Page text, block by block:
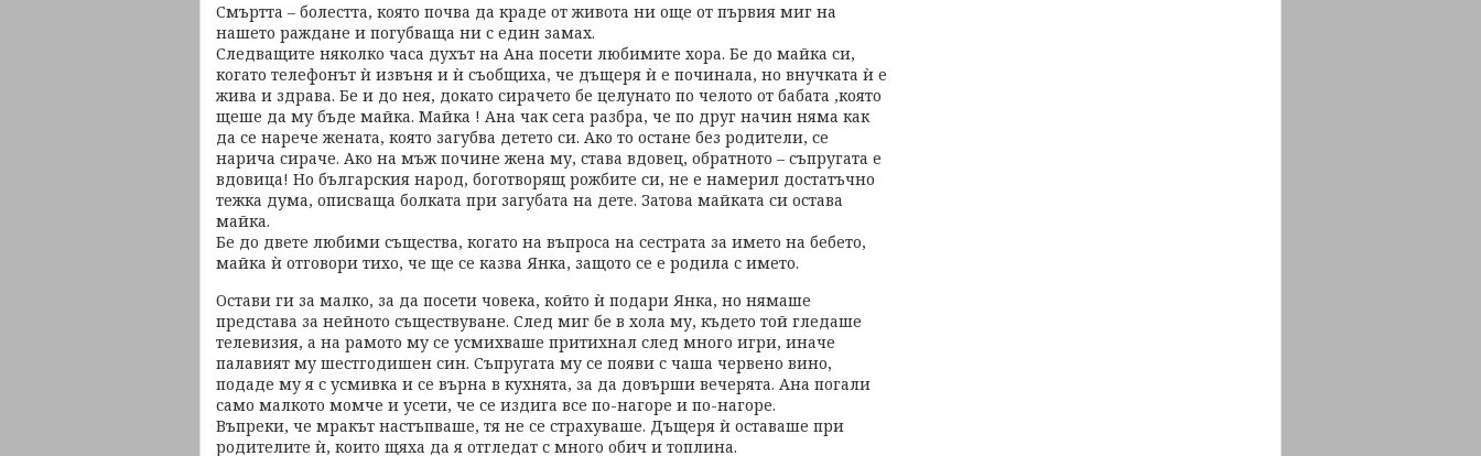
Смъртта – болестта, която почва да краде от живота ни още от първия миг на
нашето раждане и погубваща ни с един замах.
Следващите няколко часа духът на Ана посети любимите хора. Бе до майка си,
когато телефонът ѝ извъня и ѝ съобщиха, че дъщеря ѝ е починала, но внучката ѝ е
жива и здрава. Бе и до нея, докато сирачето бе целунато по челото от бабата ,която
щеше да му бъде майка. Майка ! Ана чак сега разбра, че по друг начин няма как
да се нарече жената, която загубва детето си. Ако то остане без родители, се
нарича сираче. Ако на мъж почине жена му, става вдовец, обратното – съпругата е
вдовица! Но българския народ, боготворящ рожбите си, не е намерил достатъчно
тежка дума, описваща болката при загубата на дете. Затова майката си остава
майка.
Бе до двете любими същества, когато на въпроса на сестрата за името на бебето,
майка ѝ отговори тихо, че ще се казва Янка, защото се е родила с името.
Остави ги за малко, за да посети човека, който ѝ подари Янка, но нямаше
представа за нейното съществуване. След миг бе в хола му, където той гледаше
телевизия, а на рамото му се усмихваше притихнал след много игри, иначе
палавият му шестгодишен син. Съпругата му се появи с чаша червено вино,
подаде му я с усмивка и се върна в кухнята, за да довърши вечерята. Ана погали
само малкото момче и усети, че се издига все по-нагоре и по-нагоре.
Въпреки, че мракът настъпваше, тя не се страхуваше. Дъщеря ѝ оставаше при
родителите ѝ, които щяха да я отгледат с много обич и топлина.